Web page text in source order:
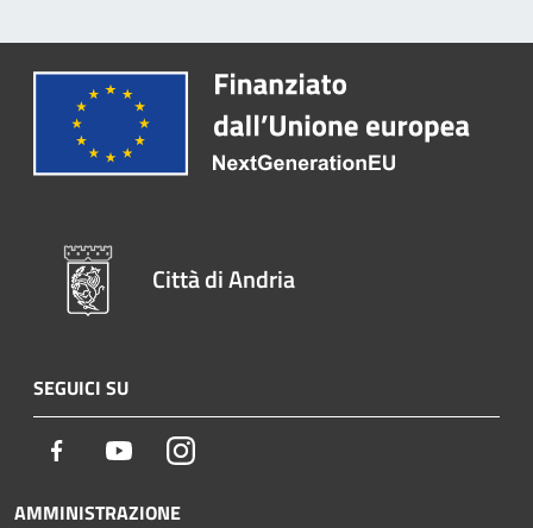
Città di Andria
SEGUICI SU
Facebook YoutubeInstagram
AMMINISTRAZIONE